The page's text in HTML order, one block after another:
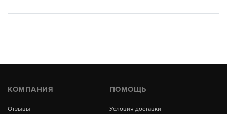
КОМПАНИЯ
Отзывы
ПОМОЩЬ
Условия доставки